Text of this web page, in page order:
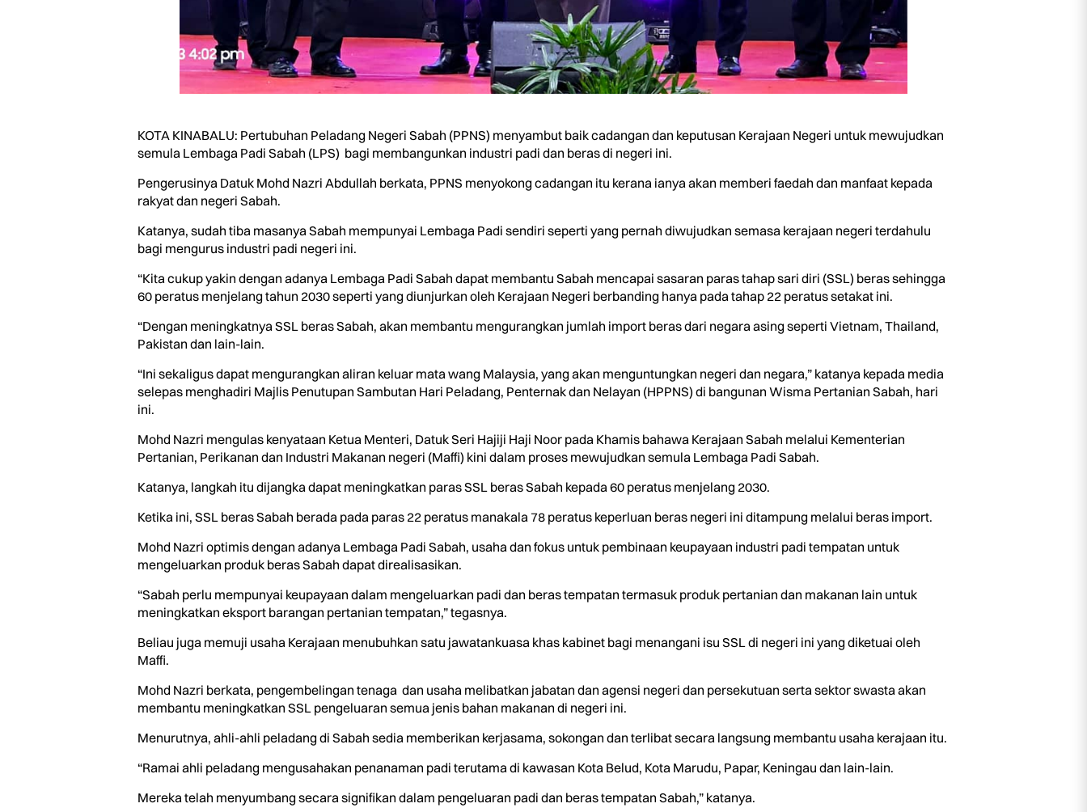
KOTA KINABALU: Pertubuhan Peladang Negeri Sabah (PPNS) menyambut baik cadangan dan keputusan Kerajaan Negeri untuk mewujudkan
semula Lembaga Padi Sabah (LPS) bagi membangunkan industri padi dan beras di negeri ini.
Pengerusinya Datuk Mohd Nazri Abdullah berkata, PPNS menyokong cadangan itu kerana ianya akan memberi faedah dan manfaat kepada
rakyat dan negeri Sabah.
Katanya, sudah tiba masanya Sabah mempunyai Lembaga Padi sendiri seperti yang pernah diwujudkan semasa kerajaan negeri terdahulu
bagi mengurus industri padi negeri ini.
“Kita cukup yakin dengan adanya Lembaga Padi Sabah dapat membantu Sabah mencapai sasaran paras tahap sari diri (SSL) beras sehingga
60 peratus menjelang tahun 2030 seperti yang diunjurkan oleh Kerajaan Negeri berbanding hanya pada tahap 22 peratus setakat ini.
“Dengan meningkatnya SSL beras Sabah, akan membantu mengurangkan jumlah import beras dari negara asing seperti Vietnam, Thailand,
Pakistan dan lain-lain.
“Ini sekaligus dapat mengurangkan aliran keluar mata wang Malaysia, yang akan menguntungkan negeri dan negara,” katanya kepada media
selepas menghadiri Majlis Penutupan Sambutan Hari Peladang, Penternak dan Nelayan (HPPNS) di bangunan Wisma Pertanian Sabah, hari
ini.
Mohd Nazri mengulas kenyataan Ketua Menteri, Datuk Seri Hajiji Haji Noor pada Khamis bahawa Kerajaan Sabah melalui Kementerian
Pertanian, Perikanan dan Industri Makanan negeri (Maffi) kini dalam proses mewujudkan semula Lembaga Padi Sabah.
Katanya, langkah itu dijangka dapat meningkatkan paras SSL beras Sabah kepada 60 peratus menjelang 2030.
Ketika ini, SSL beras Sabah berada pada paras 22 peratus manakala 78 peratus keperluan beras negeri ini ditampung melalui beras import.
Mohd Nazri optimis dengan adanya Lembaga Padi Sabah, usaha dan fokus untuk pembinaan keupayaan industri padi tempatan untuk
mengeluarkan produk beras Sabah dapat direalisasikan.
“Sabah perlu mempunyai keupayaan dalam mengeluarkan padi dan beras tempatan termasuk produk pertanian dan makanan lain untuk
meningkatkan eksport barangan pertanian tempatan,” tegasnya.
Beliau juga memuji usaha Kerajaan menubuhkan satu jawatankuasa khas kabinet bagi menangani isu SSL di negeri ini yang diketuai oleh
Maffi.
Mohd Nazri berkata, pengembelingan tenaga dan usaha melibatkan jabatan dan agensi negeri dan persekutuan serta sektor swasta akan
membantu meningkatkan SSL pengeluaran semua jenis bahan makanan di negeri ini.
Menurutnya, ahli-ahli peladang di Sabah sedia memberikan kerjasama, sokongan dan terlibat secara langsung membantu usaha kerajaan itu.
“Ramai ahli peladang mengusahakan penanaman padi terutama di kawasan Kota Belud, Kota Marudu, Papar, Keningau dan lain-lain.
Mereka telah menyumbang secara signifikan dalam pengeluaran padi dan beras tempatan Sabah,” katanya.